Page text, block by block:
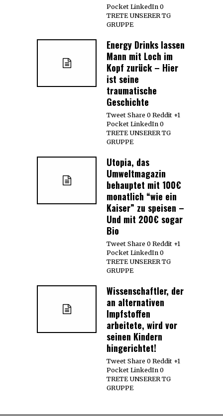
Pocket LinkedIn 0
TRETE UNSERER TG
GRUPPE
Energy Drinks lassen
Mann mit Loch im
Kopf zurück – Hier
ist seine
traumatische
Geschichte
Tweet Share 0 Reddit +1
Pocket LinkedIn 0
TRETE UNSERER TG
GRUPPE
Utopia, das
Umweltmagazin
behauptet mit 100€
monatlich “wie ein
Kaiser” zu speisen –
Und mit 200€ sogar
Bio
Tweet Share 0 Reddit +1
Pocket LinkedIn 0
TRETE UNSERER TG
GRUPPE
Wissenschaftler, der
an alternativen
Impfstoffen
arbeitete, wird vor
seinen Kindern
hingerichtet!
Tweet Share 0 Reddit +1
Pocket LinkedIn 0
TRETE UNSERER TG
GRUPPE